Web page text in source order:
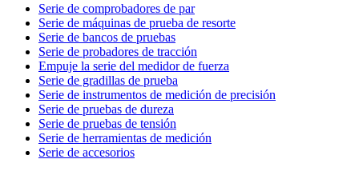
Serie de comprobadores de par
Serie de máquinas de prueba de resorte
Serie de bancos de pruebas
Serie de probadores de tracción
Empuje la serie del medidor de fuerza
Serie de gradillas de prueba
Serie de instrumentos de medición de precisión
Serie de pruebas de dureza
Serie de pruebas de tensión
Serie de herramientas de medición
Serie de accesorios